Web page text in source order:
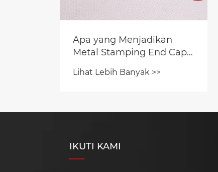
Apa perbedaan antara
keseimbangan di industri
yang berbeda?
Lihat Lebih Banyak >>
IKUTI KAMI